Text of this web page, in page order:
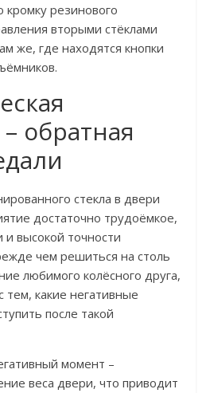
резинового
вторыми стёклами
же, где находятся кнопки
обратная
стекла в двери
достаточно трудоёмкое,
высокой точности
чем решиться на столь
любимого колёсного друга,
тем, какие негативные
после такой
момент –
веса двери, что приводит